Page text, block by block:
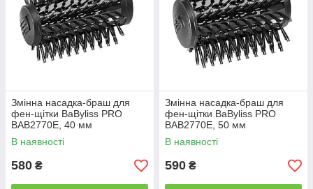
Змінна насадка-браш для
фен-щітки BaByliss PRO
BAB2770E, 40 мм
(BAB13827700)
В наявності
580 ₴
Змінна насадка-браш для
фен-щітки BaByliss PRO
BAB2770E, 50 мм
(BAB13827701)
В наявності
590 ₴